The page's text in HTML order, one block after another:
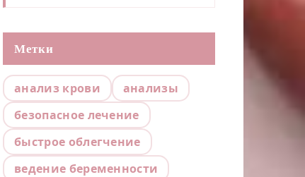
Метки
анализ крови
анализы
безопасное лечение
быстрое облегчение
ведение беременности